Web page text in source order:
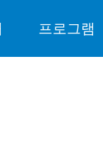
프로그램